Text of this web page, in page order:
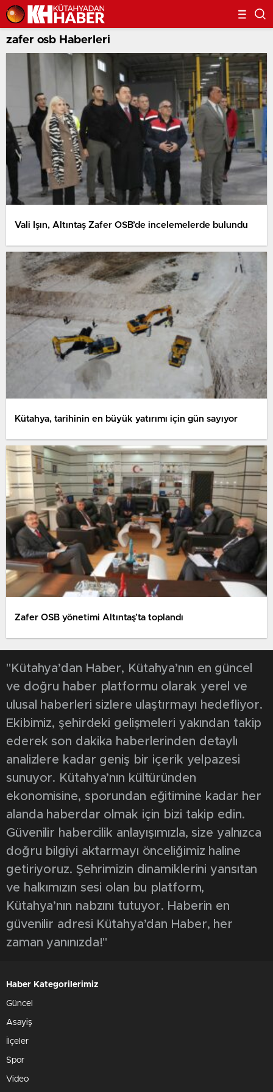
zafer osb Haberleri
Vali Işın, Altıntaş Zafer OSB’de incelemelerde bulundu
Kütahya, tarihinin en büyük yatırımı için gün sayıyor
Zafer OSB yönetimi Altıntaş’ta toplandı
"Kütahya’dan Haber, Kütahya’nın en güncel
ve doğru haber platformu olarak yerel ve
ulusal haberleri sizlere ulaştırmayı hedefliyor.
Ekibimiz, şehirdeki gelişmeleri yakından takip
ederek son dakika haberlerinden detaylı
analizlere kadar geniş bir içerik yelpazesi
sunuyor. Kütahya’nın kültüründen
ekonomisine, sporundan eğitimine kadar her
alanda haberdar olmak için bizi takip edin.
Güvenilir habercilik anlayışımızla, size yalnızca
doğru bilgiyi aktarmayı önceliğimiz haline
getiriyoruz. Şehrimizin dinamiklerini yansıtan
ve halkımızın sesi olan bu platform,
Kütahya’nın nabzını tutuyor. Haberin en
güvenilir adresi Kütahya’dan Haber, her
zaman yanınızda!"
Haber Kategorilerimiz
Güncel
Asayiş
İlçeler
Spor
Video